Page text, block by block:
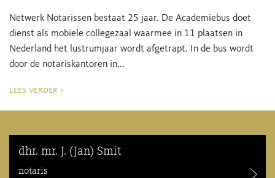
Netwerk Notarissen bestaat 25 jaar. De Academiebus doet
dienst als mobiele collegezaal waarmee in 11 plaatsen in
Nederland het lustrumjaar wordt afgetrapt. In de bus wordt
door de notariskantoren in...
lees verder >
dhr. mr. J. (Jan) Smit
notaris